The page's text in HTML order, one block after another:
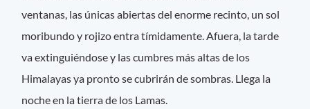
ventanas, las únicas abiertas del enorme recinto, un sol
moribundo y rojizo entra tímidamente. Afuera, la tarde
va extinguiéndose y las cumbres más altas de los
Himalayas ya pronto se cubrirán de sombras. Llega la
noche en la tierra de los Lamas.